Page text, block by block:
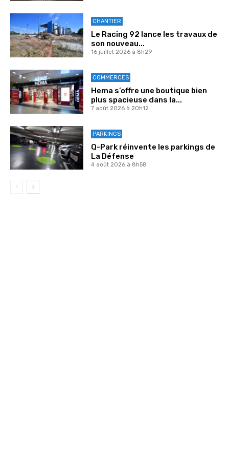
CHANTIER
Le Racing 92 lance les travaux de
son nouveau...
16 juillet 2026 à 8h29
COMMERCES
Hema s’offre une boutique bien
plus spacieuse dans la...
7 août 2026 à 20h12
PARKINGS
Q-Park réinvente les parkings de
La Défense
4 août 2026 à 8h58